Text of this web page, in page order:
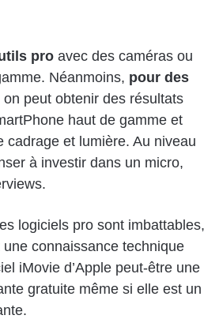
pro avec des caméras ou
Néanmoins, pour des
on peut obtenir des résultats
haut de gamme et
cadrage et lumière. Au niveau
à investir dans un micro,
logiciels pro sont imbattables,
connaissance technique
iMovie d’Apple peut-être une
gratuite même si elle est un